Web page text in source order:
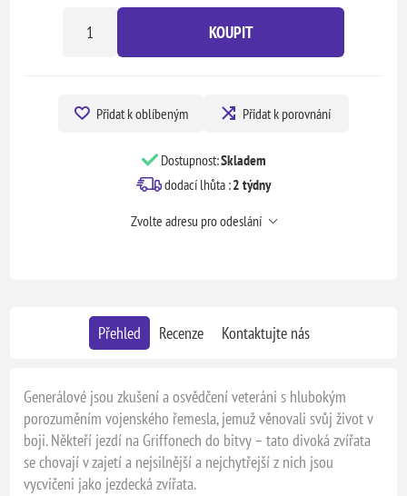
KOUPIT
Přidat k oblíbeným Přidat k porovnání
Dostupnost:Skladem
dodací lhůta :2 týdny
Zvolte adresu pro odeslání
Přehled Recenze Kontaktujte nás
Generálové jsou zkušení a osvědčení veteráni s hlubokým
porozuměním vojenského řemesla, jemuž věnovali svůj život v
boji. Někteří jezdí na Griffonech do bitvy – tato divoká zvířata
se chovají v zajetí a nejsilnější a nejchytřejší z nich jsou
vycvičeni jako jezdecká zvířata.